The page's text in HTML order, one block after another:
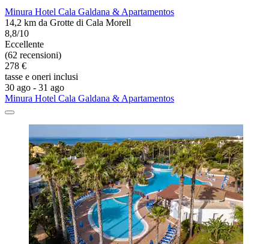
Minura Hotel Cala Galdana & Apartamentos
14,2 km da Grotte di Cala Morell
8,8/10
Eccellente
(62 recensioni)
278 €
tasse e oneri inclusi
30 ago - 31 ago
Minura Hotel Cala Galdana & Apartamentos